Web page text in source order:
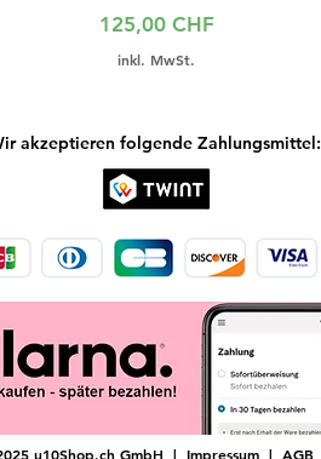
Preis
125,00 CHF
inkl. MwSt.
akzeptieren folgende Zahlungsmittel:
u10Shop.ch GmbH | Impressum | AGB